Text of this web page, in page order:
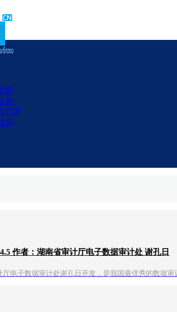
库
库
罚库
库
作者：湖南省审计厅电子数据审计处 谢孔日
厅电子数据审计处谢孔日开发，是我国最优秀的数据审